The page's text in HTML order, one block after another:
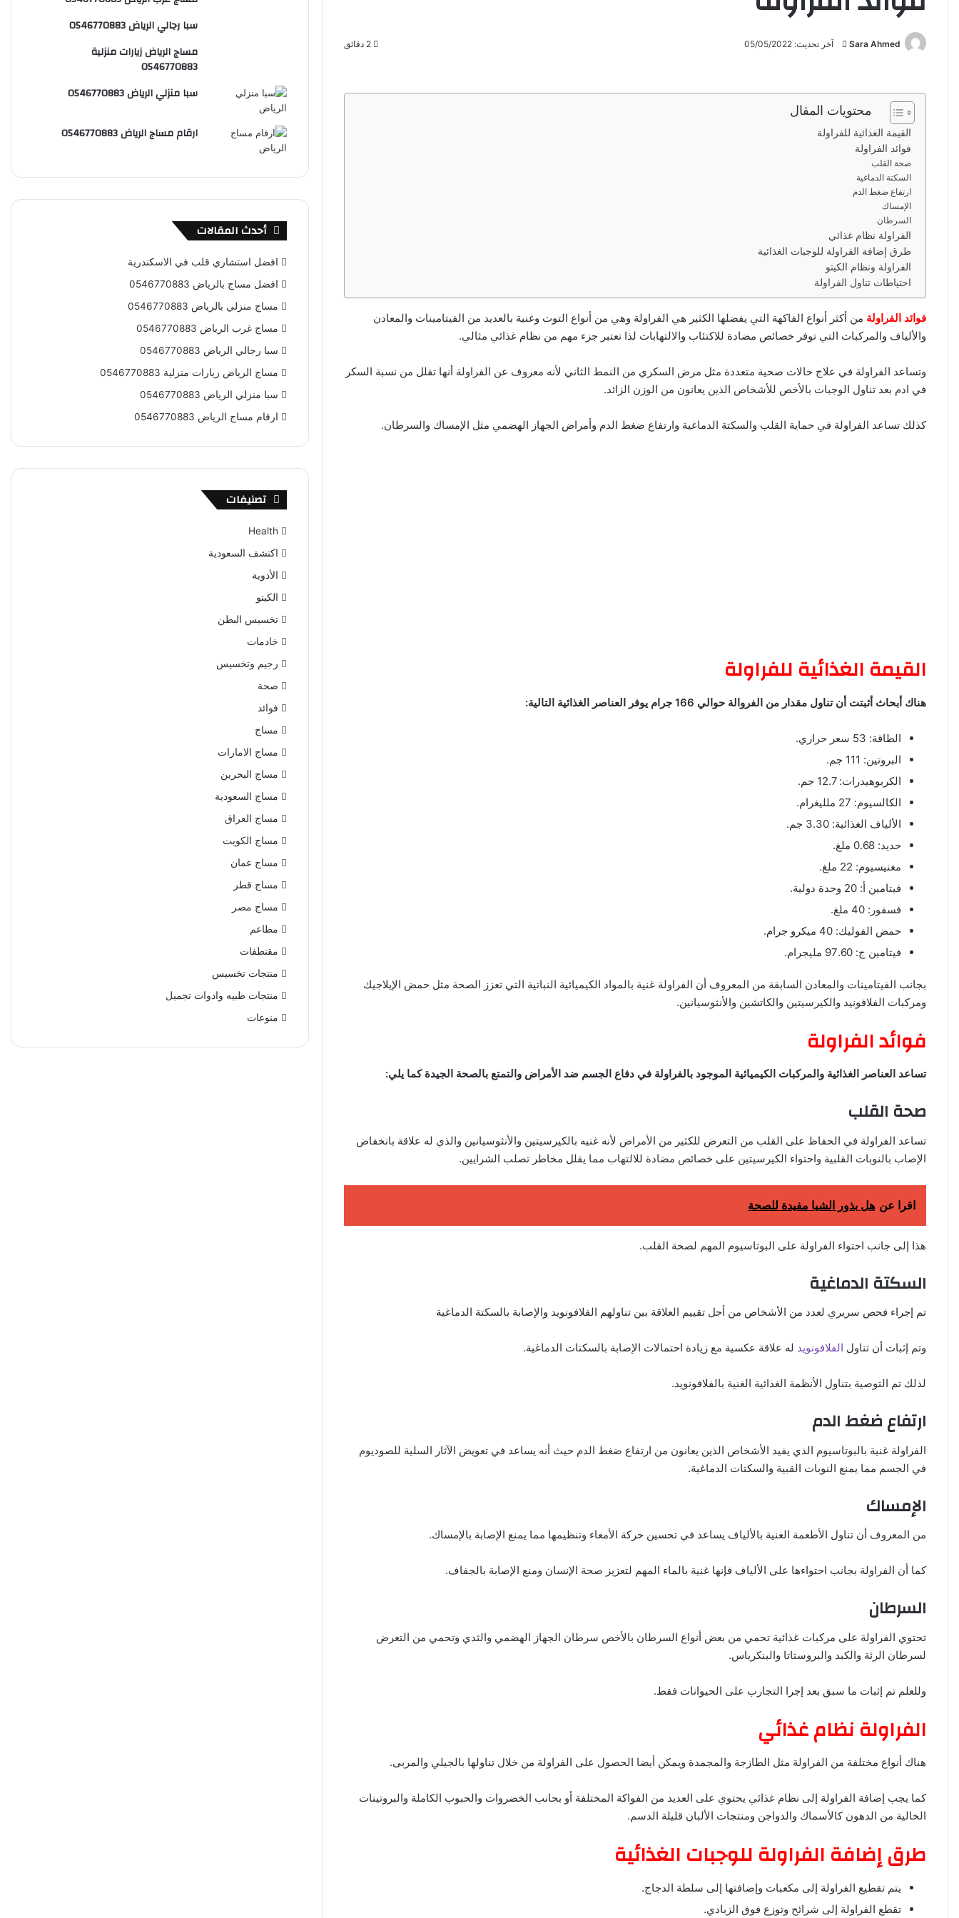
Sara Ahmed
ل
ب
ر
ك
ت
ر
و
ن
ي
آخر تحديث: 05/05/2022
محتويات المقال
القيمة الغذائية للفراولة
فوائد الفراولة
صحة القلب
السكتة الدماغية
ارتفاع ضغط الدم
الإمساك
السرطان
الفراولة نظام غذائي
طرق إضافة الفراولة للوجبات الغذائية
الفراولة ونظام الكيتو
احتياطات تناول الفراولة
فوائد الفراولة من أكثر أنواع الفاكهة التي يفضلها الكثير هي الفراولة وهي من أنواع التوت وغنية بالعديد من الفيتامينات والمعادن
والألياف والمركبات التي توفر خصائص مضادة للاكتئاب والالتهابات لذا تعتبر جزء مهم من نظام غذائي مثالي.
وتساعد الفراولة في علاج حالات صحية متعددة مثل مرض السكري من النمط الثاني لأنه معروف عن الفراولة أنها تقلل من نسبة السكر
في ادم بعد تناول الوجبات بالأخص للأشخاص الذين يعانون من الوزن الزائد.
كذلك تساعد الفراولة في حماية القلب والسكتة الدماغية وارتفاع ضغط الدم وأمراض الجهاز الهضمي مثل الإمساك والسرطان.
القيمة الغذائية للفراولة
هناك أبحاث أثبتت أن تناول مقدار من الفروالة حوالي 166 جرام يوفر العناصر الغذائية التالية:
الطاقة: 53 سعر حراري.
البروتين: 111 جم.
الكربوهيدرات: 12.7 جم.
الكالسيوم: 27 ملليغرام.
الألياف الغذائية: 3.30 جم.
حديد: 0.68 ملغ.
مغنيسيوم: 22 ملغ.
فيتامين أ: 20 وحدة دولية.
فسفور: 40 ملغ.
حمض الفوليك: 40 ميكرو جرام.
فيتامين ج: 97.60 مليجرام.
بجانب الفيتامينات والمعادن السابقة من المعروف أن الفراولة غنية بالمواد الكيميائية النباتية التي تعزز الصحة مثل حمض الإيلاجيك
ومركبات الفلافونيد والكيرسيتين والكاتشين والأنثوسيانين.
فوائد الفراولة
تساعد العناصر الغذائية والمركبات الكيميائية الموجود بالفراولة في دفاع الجسم ضد الأمراض والتمتع بالصحة الجيدة كما يلي:
صحة القلب
تساعد الفراولة في الحفاظ على القلب من التعرض للكثير من الأمراض لأنه غنيه بالكيرسيتين والأنثوسيانين والذي له علاقة بانخفاض
الإصاب بالنوبات القلبية واحتواء الكيرسيتين على خصائص مضادة للالتهاب مما يقلل مخاطر تصلب الشرايين.
اقرا عن هل بذور الشيا مفيدة للصحة
هذا إلى جانب احتواء الفراولة على البوتاسيوم المهم لصحة القلب.
السكتة الدماغية
تم إجراء فحص سريري لعدد من الأشخاص من أجل تقييم العلاقة بين تناولهم الفلافونويد والإصابة بالسكتة الدماغية
وتم إثبات أن تناول الفلافونويد له علاقة عكسية مع زيادة احتمالات الإصابة بالسكتات الدماغية.
لذلك تم التوصية بتناول الأنظمة الغذائية الغنية بالفلافونويد.
ارتفاع ضغط الدم
الفراولة غنية بالبوتاسيوم الذي يفيد الأشخاص الذين يعانون من ارتفاع ضغط الدم حيث أنه يساعد في تعويض الآثار السلية للصوديوم
في الجسم مما يمنع النوبات القبية والسكتات الدماغية.
الإمساك
من المعروف أن تناول الأطعمة الغنية بالألياف يساعد في تحسين حركة الأمعاء وتنظيمها مما يمنع الإصابة بالإمساك.
كما أن الفراولة بجانب احتواءها على الألياف فإنها غنية بالماء المهم لتعزيز صحة الإنسان ومنع الإصابة بالجفاف.
السرطان
تحتوي الفراولة على مركبات غذائية تحمي من بعض أنواع السرطان بالأخص سرطان الجهاز الهضمي والثدي وتحمي من التعرض
لسرطان الرئة والكبد والبروستاتا والبنكرياس.
وللعلم تم إثبات ما سبق بعد إجرا التجارب على الحيوانات فقط.
الفراولة نظام غذائي
هناك أنواع مختلفة من الفراولة مثل الطازجة والمجمدة ويمكن أيضا الحصول على الفراولة من خلال تناولها بالجيلي والمربى.
كما يجب إضافة الفراولة إلى نظام غذائي يحتوي على العديد من الفواكة المختلفة أو بحانب الخضروات والحبوب الكاملة والبروتينات
الخالية من الدهون كالأسماك والدواجن ومنتجات الألبان قليلة الدسم.
طرق إضافة الفراولة للوجبات الغذائية
يتم تقطيع الفراولة إلى مكعبات وإضافتها إلى سلطة الدجاج.
تقطع الفراولة إلى شرائح وتوزع فوق الزبادي.
س
ت
e
و
ق
R
سبا رجالي الرياض 0546770883
مساج الرياض زيارات منزلية
0546770883
سبا منزلي الرياض 0546770883
ارقام مساج الرياض 0546770883
أحدث المقالات
افضل استشاري قلب في الاسكندرية
افضل مساج بالرياض 0546770883
مساج منزلي بالرياض 0546770883
مساج غرب الرياض 0546770883
سبا رجالي الرياض 0546770883
مساج الرياض زيارات منزلية 0546770883
سبا منزلي الرياض 0546770883
ارقام مساج الرياض 0546770883
تصنيفات
Health
اكتشف السعودية
الأدوية
الكيتو
تخسيس البطن
خادمات
رجيم وتخسيس
صحة
فوائد
مساج
مساج الامارات
مساج البحرين
مساج السعودية
مساج العراق
مساج الكويت
مساج عمان
مساج قطر
مساج مصر
مطاعم
مقتطفات
منتجات تخسيس
منتجات طبيه وادوات تجميل
منوعات